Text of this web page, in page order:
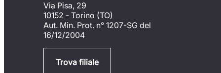
Via Pisa, 29
10152 - Torino (TO)
Aut. Min. Prot. n° 1207-SG del
16/12/2004
Trova filiale